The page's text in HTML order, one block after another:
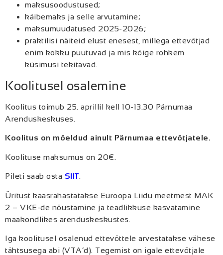
maksusoodustused;
käibemaks ja selle arvutamine;
maksumuudatused 2025-2026;
praktilisi näiteid elust enesest, millega ettevõtjad
enim kokku puutuvad ja mis kõige rohkem
küsimusi tekitavad.
Koolitusel osalemine
Koolitus toimub 25. aprillil kell 10-13.30 Pärnumaa
Arenduskeskuses.
Koolitus on mõeldud ainult Pärnumaa ettevõtjatele.
Koolituse maksumus on 20€.
Pileti saab osta SIIT.
Üritust kaasrahastatakse Euroopa Liidu meetmest MAK
2 – VKE-de nõustamine ja teadlikkuse kasvatamine
maakondlikes arenduskeskustes.
Iga koolitusel osalenud ettevõttele arvestatakse vähese
tähtsusega abi (VTA’d). Tegemist on igale ettevõtjale